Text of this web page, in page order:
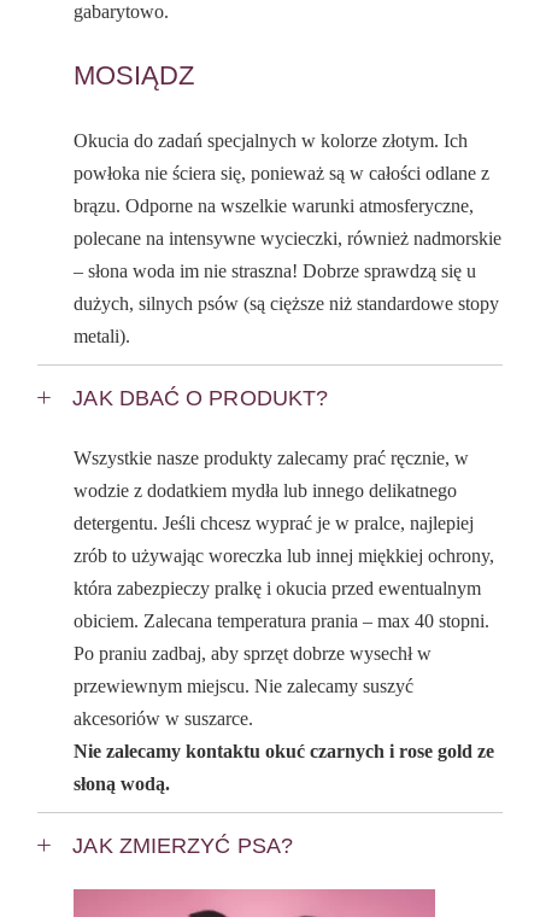
gabarytowo.
MOSIĄDZ
Okucia do zadań specjalnych w kolorze złotym. Ich
powłoka nie ściera się, ponieważ są w całości odlane z
brązu. Odporne na wszelkie warunki atmosferyczne,
polecane na intensywne wycieczki, również nadmorskie
– słona woda im nie straszna! Dobrze sprawdzą się u
dużych, silnych psów (są cięższe niż standardowe stopy
metali).
JAK DBAĆ O PRODUKT?
Wszystkie nasze produkty zalecamy prać ręcznie, w
wodzie z dodatkiem mydła lub innego delikatnego
detergentu. Jeśli chcesz wyprać je w pralce, najlepiej
zrób to używając woreczka lub innej miękkiej ochrony,
która zabezpieczy pralkę i okucia przed ewentualnym
obiciem. Zalecana temperatura prania – max 40 stopni.
Po praniu zadbaj, aby sprzęt dobrze wysechł w
przewiewnym miejscu. Nie zalecamy suszyć
akcesoriów w suszarce.
Nie zalecamy kontaktu okuć czarnych i rose gold ze
słoną wodą.
JAK ZMIERZYĆ PSA?